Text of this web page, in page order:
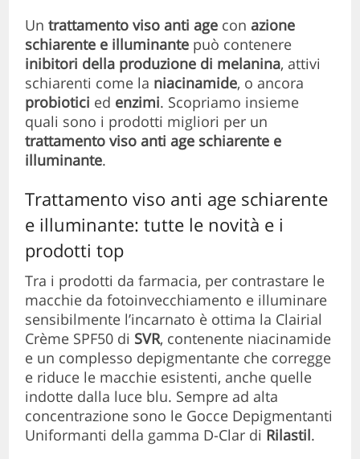
Untrattamento viso anti age con azione
schiarente e illuminante può contenere
inibitori della produzione di melanina, attivi
schiarenti come la niacinamide, o ancora
probiotici ed enzimi. Scopriamo insieme
quali sono i prodotti migliori per un
trattamento viso anti age schiarente e
illuminante.
Trattamento viso anti age schiarente
e illuminante: tutte le novità e i
prodotti top
Tra i prodotti da farmacia, per contrastare le
macchie da fotoinvecchiamento e illuminare
sensibilmente l’incarnato è ottima la Clairial
Crème SPF50 di SVR, contenente niacinamide
e un complesso depigmentante che corregge
e riduce le macchie esistenti, anche quelle
indotte dalla luce blu. Sempre ad alta
concentrazione sono le Gocce Depigmentanti
Uniformanti della gamma D-Clar di Rilastil.